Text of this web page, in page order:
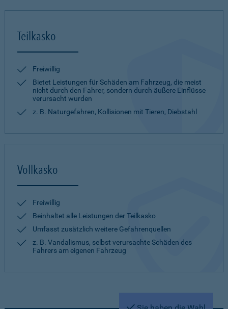
Teilkasko
Freiwillig
Bietet Leistungen für Schäden am Fahrzeug, die meist
nicht durch den Fahrer, sondern durch äußere Einflüsse
verursacht wurden
z. B. Naturgefahren, Kollisionen mit Tieren, Diebstahl
Vollkasko
Freiwillig
Beinhaltet alle Leistungen der Teilkasko
Umfasst zusätzlich weitere Gefahrenquellen
z. B. Vandalismus, selbst verursachte Schäden des
Fahrers am eigenen Fahrzeug